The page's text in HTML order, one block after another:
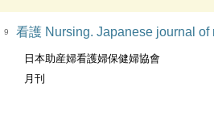
9 看護 Nursing. Japanese journal of nursing. Official journal of the
日本助産婦看護婦保健婦協會
月刊